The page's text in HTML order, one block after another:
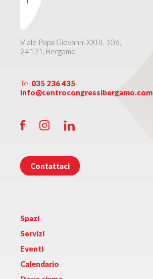
Viale Papa Giovanni XXIII, 106,
24121, Bergamo
Tel 035 236 435
info@centrocongressibergamo.com
Contattaci
Spazi
Servizi
Eventi
Calendario